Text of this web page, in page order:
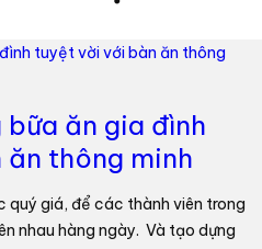
bữa ăn gia đình
thông minh
quý giá, để các thành viên trong
nhau hàng ngày. Và tạo dựng